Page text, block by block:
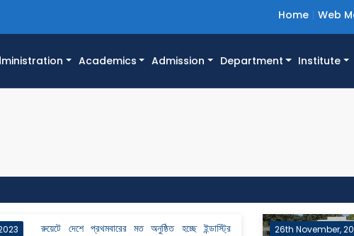
Home Web
Academics Admission Department Institute
রুয়েটে দেশে প্রথমবারের মত অনুষ্ঠিত হচ্ছে ইন্ডাস্ট্রি
26th November,